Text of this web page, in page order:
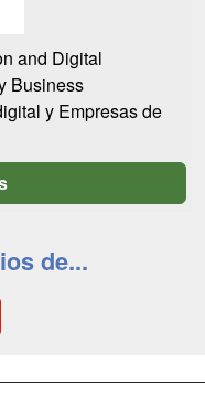
and Digital
Business
y Empresas de
de...